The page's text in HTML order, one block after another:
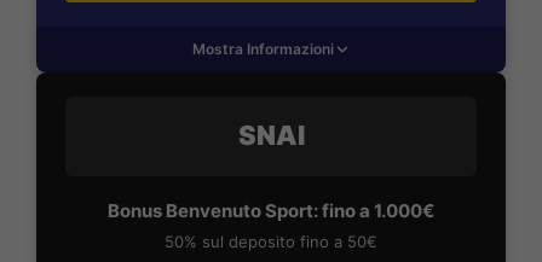
Mostra Informazioni
SNAI
Bonus Benvenuto Sport: fino a 1.000€
50% sul deposito fino a 50€